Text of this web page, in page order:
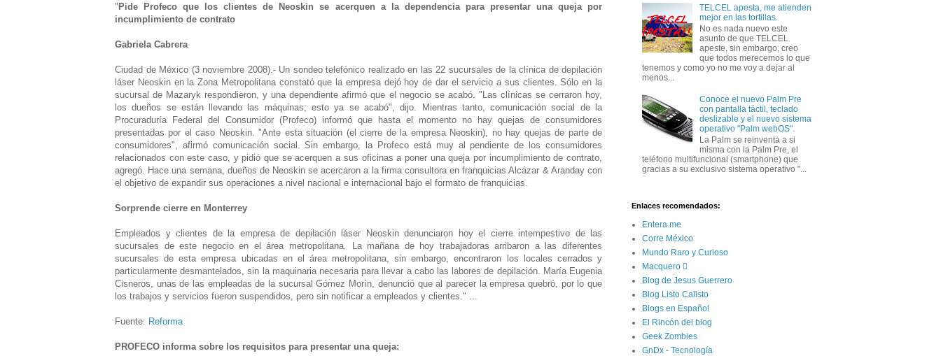
"Pide Profeco que los clientes de Neoskin se acerquen a la dependencia para presentar una queja por
incumplimiento de contrato
Gabriela Cabrera
Ciudad de México (3 noviembre 2008).- Un sondeo telefónico realizado en las 22 sucursales de la clínica de depilación
láser Neoskin en la Zona Metropolitana constató que la empresa dejó hoy de dar el servicio a sus clientes. Sólo en la
sucursal de Mazaryk respondieron, y una dependiente afirmó que el negocio se acabó. "Las clínicas se cerraron hoy,
los dueños se están llevando las máquinas; esto ya se acabó", dijo. Mientras tanto, comunicación social de la
Procuraduría Federal del Consumidor (Profeco) informó que hasta el momento no hay quejas de consumidores
presentadas por el caso Neoskin. "Ante esta situación (el cierre de la empresa Neoskin), no hay quejas de parte de
consumidores", afirmó comunicación social. Sin embargo, la Profeco está muy al pendiente de los consumidores
relacionados con este caso, y pidió que se acerquen a sus oficinas a poner una queja por incumplimiento de contrato,
agregó. Hace una semana, dueños de Neoskin se acercaron a la firma consultora en franquicias Alcázar & Aranday con
el objetivo de expandir sus operaciones a nivel nacional e internacional bajo el formato de franquicias.
Sorprende cierre en Monterrey
Empleados y clientes de la empresa de depilación láser Neoskin denunciaron hoy el cierre intempestivo de las
sucursales de este negocio en el área metropolitana. La mañana de hoy trabajadoras arribaron a las diferentes
sucursales de esta empresa ubicadas en el área metropolitana, sin embargo, encontraron los locales cerrados y
particularmente desmantelados, sin la maquinaria necesaria para llevar a cabo las labores de depilación. María Eugenia
Cisneros, unas de las empleadas de la sucursal Gómez Morín, denunció que al parecer la empresa quebró, por lo que
los trabajos y servicios fueron suspendidos, pero sin notificar a empleados y clientes." ...
Fuente: Reforma
PROFECO informa sobre los requisitos para presentar una queja:
TELCEL apesta, me atienden
mejor en las tortillas.
No es nada nuevo este
asunto de que TELCEL
apeste, sin embargo, creo
que todos merecemos lo que
tenemos y como yo no me voy a dejar al
menos...
Conoce el nuevo Palm Pre
con pantalla táctil, teclado
deslizable y el nuevo sistema
operativo "Palm webOS".
La Palm se reinventa a si
misma con la Palm Pre, el
teléfono multifuncional (smartphone) que
gracias a su exclusivo sistema operativo "...
Enlaces recomendados:
Entera.me
Corre México
Mundo Raro y Curioso
Macquero 
Blog de Jesus Guerrero
Blog Listo Calisto
Blogs en Español
El Rincón del blog
Geek Zombies
GnDx - Tecnología